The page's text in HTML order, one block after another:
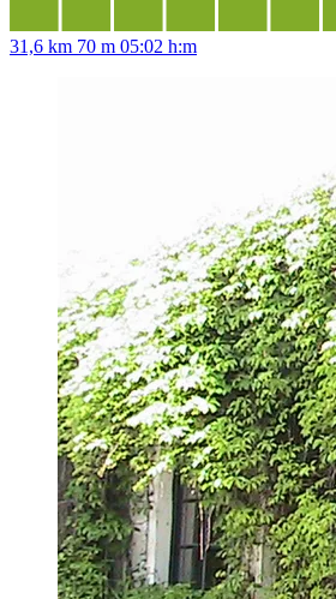
31,6 km 70 m 05:02 h:m